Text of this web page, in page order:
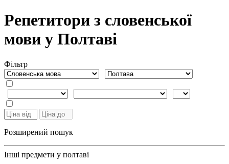
Репетитори з словенської
мови у Полтаві
Фiльтр
Розширений пошук
Інші предмети у полтаві